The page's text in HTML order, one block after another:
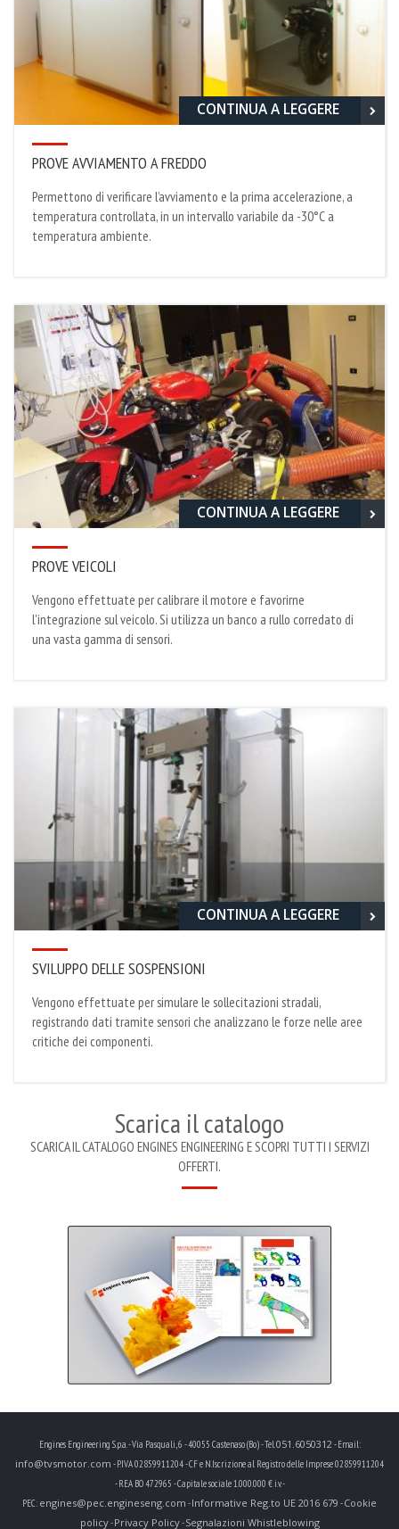
CONTINUA A LEGGERE
PROVE AVVIAMENTO A FREDDO
Permettono di verificare l’avviamento e la prima accelerazione, a
temperatura controllata, in un intervallo variabile da -30°C a
temperatura ambiente.
CONTINUA A LEGGERE
PROVE VEICOLI
Vengono effettuate per calibrare il motore e favorirne
l'integrazione sul veicolo. Si utilizza un banco a rullo corredato di
una vasta gamma di sensori.
CONTINUA A LEGGERE
SVILUPPO DELLE SOSPENSIONI
Vengono effettuate per simulare le sollecitazioni stradali,
registrando dati tramite sensori che analizzano le forze nelle aree
critiche dei componenti.
Scarica il catalogo
SCARICA IL CATALOGO ENGINES ENGINEERING E SCOPRI TUTTI I SERVIZI
OFFERTI.
Engines Engineering S.p.a. - Via Pasquali, 6 - 40055 Castenaso (Bo) - Tel.051.6050312- Email:
info@tvsmotor.com - P.IVA 02859911204 - CF e N.Iscrizione al Registro delle Imprese 02859911204
- REA BO 472965 - Capitale sociale 1.000.000 € i.v. -
PEC: engines@pec.engineseng.com -Informative Reg.to UE 2016 679 -Cookie
policy-Privacy Policy-Segnalazioni Whistleblowing